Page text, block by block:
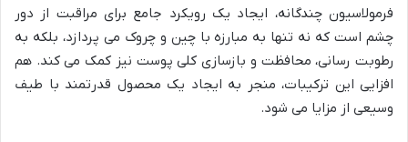
فرمولاسیون چندگانه، ایجاد یک رویکرد جامع برای مراقبت از دور
چشم است که نه تنها به مبارزه با چین و چروک می پردازد، بلکه به
رطوبت رسانی، محافظت و بازسازی کلی پوست نیز کمک می کند. هم
افزایی این ترکیبات، منجر به ایجاد یک محصول قدرتمند با طیف
وسیعی از مزایا می شود.